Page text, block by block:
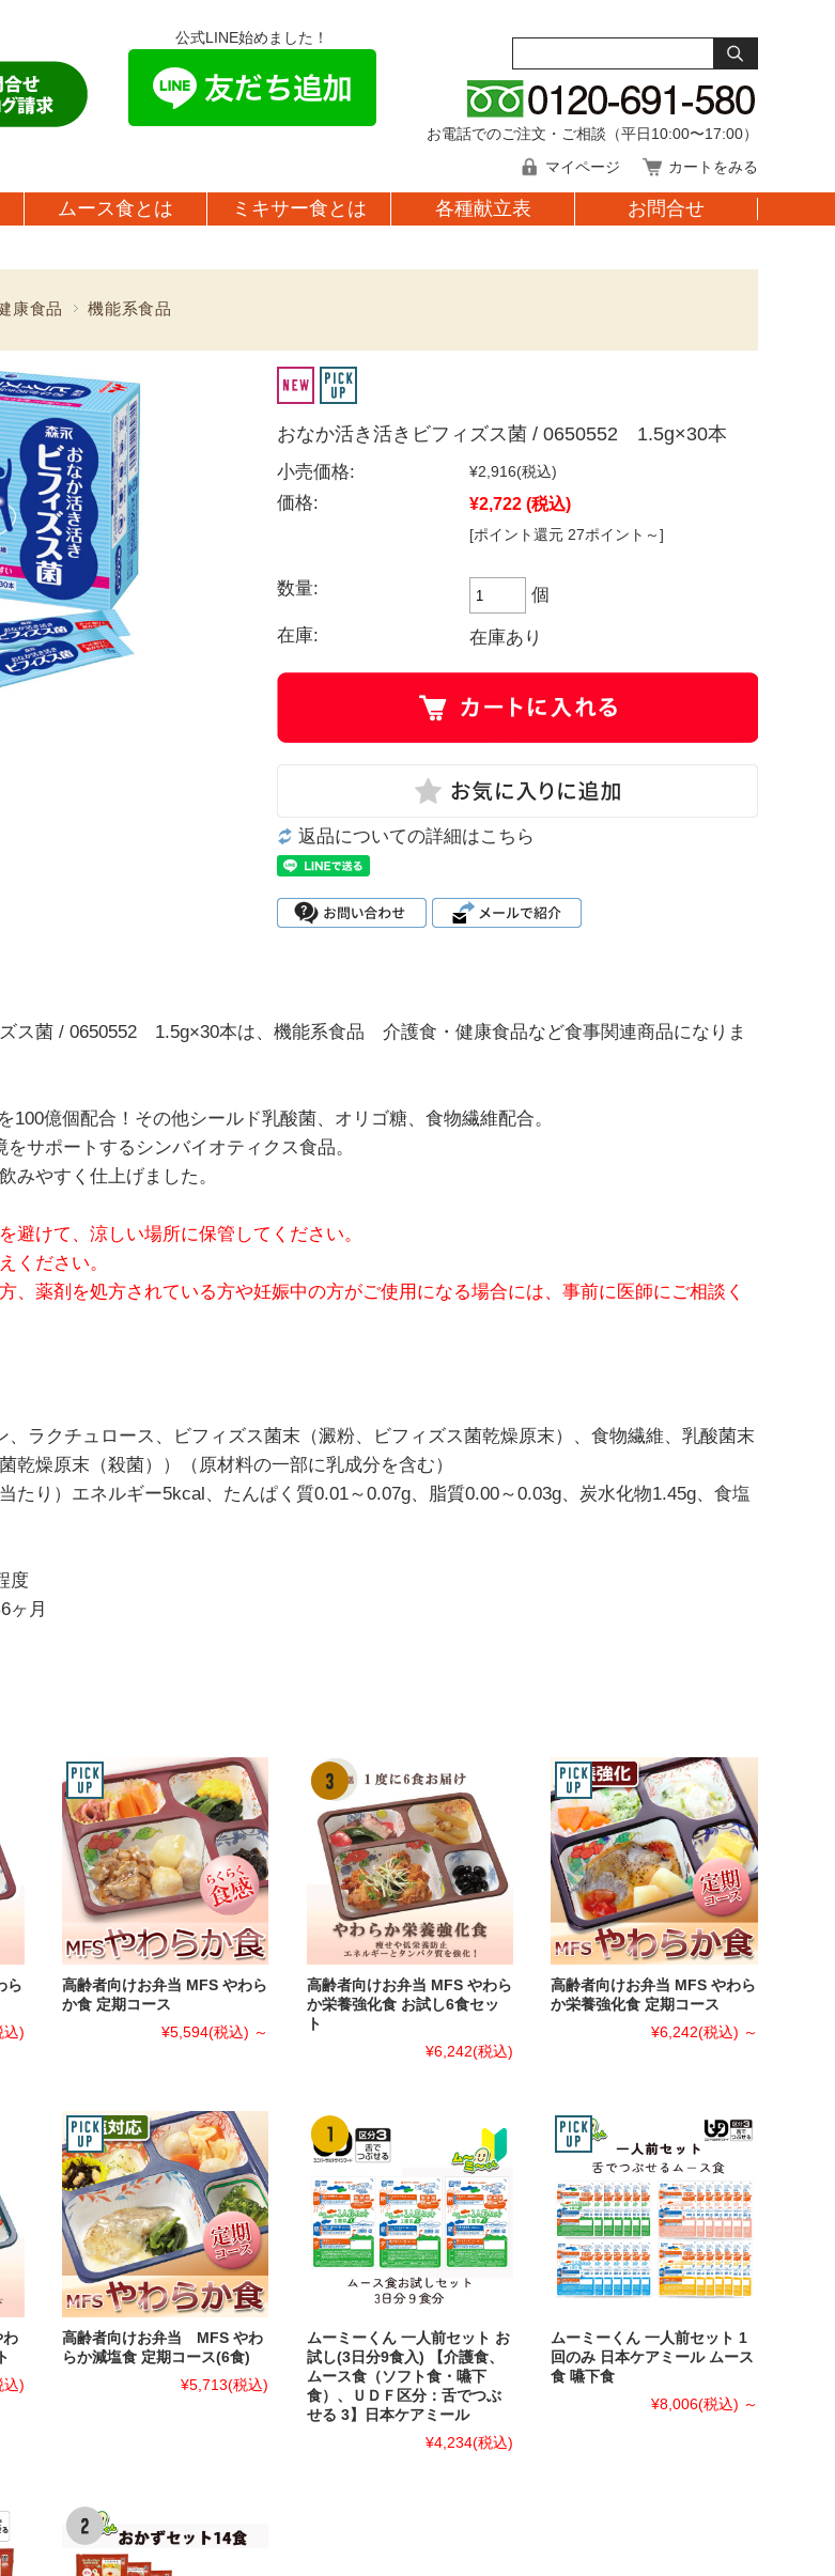
公式LINE始めました！
お電話でのご注文・ご相談（平日10:00〜17:00）
マイページ カートをみる
ムース食とは ミキサー食とは 各種献立表 お問合せ
康食品 機能系食品
おなか活き活きビフィズス菌 / 0650552 1.5g×30本
小売価格: ¥2,916(税込)
価格: ¥2,722 (税込)
[ポイント還元 27ポイント～]
数量: 個
在庫: 在庫あり
返品についての詳細はこちら
ス菌 / 0650552 1.5g×30本は、機能系食品 介護食・健康食品など食事関連商品になりま
100億個配合！その他シールド乳酸菌、オリゴ糖、食物繊維配合。
をサポートするシンバイオティクス食品。
みやすく仕上げました。
避けて、涼しい場所に保管してください。
ください。
、薬剤を処方されている方や妊娠中の方がご使用になる場合には、事前に医師にご相談く
、ラクチュロース、ビフィズス菌末（澱粉、ビフィズス菌乾燥原末）、食物繊維、乳酸菌末
乾燥原末（殺菌））（原材料の一部に乳成分を含む）
たり）エネルギー5kcal、たんぱく質0.01～0.07g、脂質0.00～0.03g、炭水化物1.45g、食塩
度
ヶ月
ら
込)
高齢者向けお弁当 MFS やわら
か食 定期コース
¥5,594(税込) ～
高齢者向けお弁当 MFS やわら
か栄養強化食 お試し6食セッ
ト
¥6,242(税込)
高齢者向けお弁当 MFS やわら
か栄養強化食 定期コース
¥6,242(税込) ～
込)
高齢者向けお弁当 MFS やわ
らか減塩食 定期コース(6食)
¥5,713(税込)
ムーミーくん 一人前セット お
試し(3日分9食入) 【介護食、
ムース食（ソフト食・嚥下
食）、ＵＤＦ区分：舌でつぶ
せる 3】日本ケアミール
¥4,234(税込)
ムーミーくん 一人前セット 1
回のみ 日本ケアミール ムース
食 嚥下食
¥8,006(税込) ～